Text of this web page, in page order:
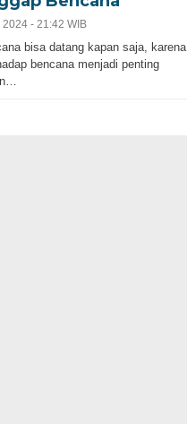
- 21:42 WIB
bisa datang kapan saja, karena
bencana menjadi penting
Pembangunan Infrastrukur